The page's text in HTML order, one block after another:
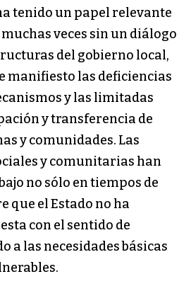
tenido un papel relevante
veces sin un diálogo
del gobierno local,
manifiesto las deficiencias
y las limitadas
y transferencia de
y comunidades. Las
y comunitarias han
no sólo en tiempos de
que el Estado no ha
con el sentido de
a las necesidades básicas